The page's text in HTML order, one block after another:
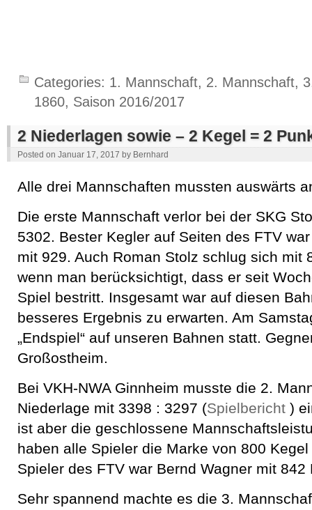
Categories: 1. Mannschaft, 2. Mannschaft,
1860, Saison 2016/2017
2 Niederlagen sowie – 2 Kegel = 2
Posted on Januar 17, 2017 by Bernhard
Alle drei Mannschaften mussten auswärts
Die erste Mannschaft verlor bei der SKG
5302. Bester Kegler auf Seiten des FTV
mit 929. Auch Roman Stolz schlug sich mit
wenn man berücksichtigt, dass er seit
Spiel bestritt. Insgesamt war auf diesen
besseres Ergebnis zu erwarten. Am
„Endspiel“ auf unseren Bahnen statt.
Großostheim.
Bei VKH-NWA Ginnheim musste die 2.
Niederlage mit 3398 : 3297 (Spielbericht )
ist aber die geschlossene
haben alle Spieler die Marke von 800
Spieler des FTV war Bernd Wagner mit 842
Sehr spannend machte es die 3.